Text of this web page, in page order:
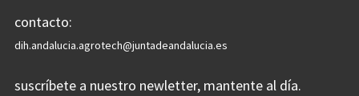
contacto:
dih.andalucia.agrotech@juntadeandalucia.es
suscríbete a nuestro newletter, mantente al día.